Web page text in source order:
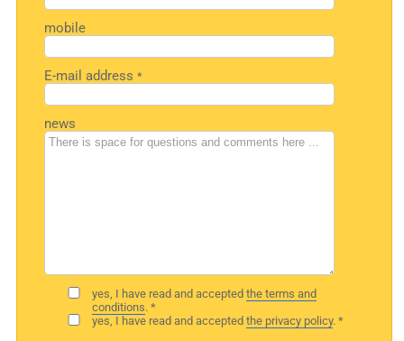
mobile
E-mail address*
news
yes, I have read and acceptedthe terms and
conditions. *
yes, I have read and acceptedthe privacy policy. *